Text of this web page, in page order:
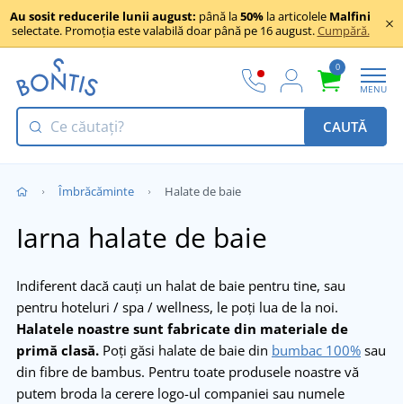
Au sosit reducerile lunii august: până la50% la articolele Malfini
selectate. Promoția este valabilă doar până pe 16 august.Cumpără.
0
MENU
CAUTĂ
Îmbrăcăminte Halate de baie
Iarna halate de baie
Indiferent dacă cauți un halat de baie pentru tine, sau
pentru hoteluri / spa / wellness, le poți lua de la noi.
Halatele noastre sunt fabricate din materiale de
primă clasă. Poți găsi halate de baie din bumbac 100% sau
din fibre de bambus. Pentru toate produsele noastre vă
putem broda la cerere logo-ul companiei sau numele